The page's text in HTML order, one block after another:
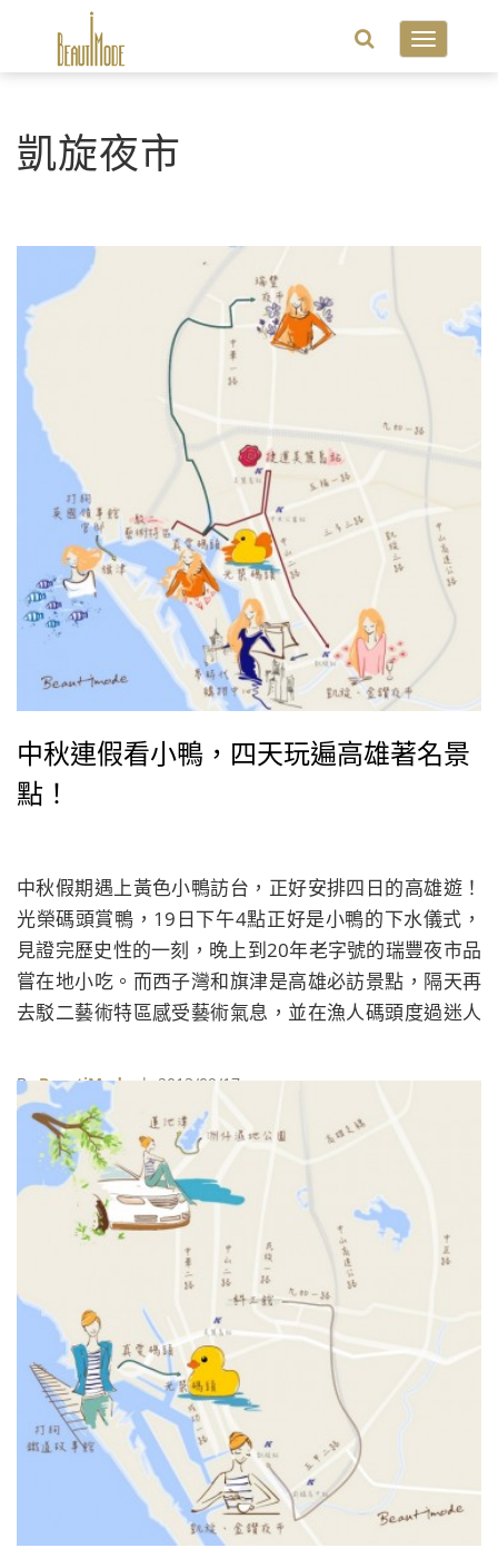
Toggle
凱旋夜市
中秋連假看小鴨，四天玩遍高雄著名景
點！
中秋假期遇上黃色小鴨訪台，正好安排四日的高雄遊！
光榮碼頭賞鴨，19日下午4點正好是小鴨的下水儀式，
見證完歷史性的一刻，晚上到20年老字號的瑞豐夜市品
嘗在地小吃。而西子灣和旗津是高雄必訪景點，隔天再
去駁二藝術特區感受藝術氣息，並在漁人碼頭度過迷人
代」吃喝玩樂一整天。 光榮碼頭 中秋節的第一天剛好
是黃色小鴨正式入港的開幕日，在當天下午16:00是入
港開幕儀式，黃色小鴨預計是面對海邊路和新田路的入
口方向，建議早點到場尋找好位置，拍下這歷史性的一
刻！ 地址：高雄市苓雅區&#
ByBeautiMode| 2013/09/17